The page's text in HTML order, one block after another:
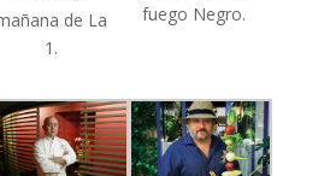
de La
1.
fuego Negro.